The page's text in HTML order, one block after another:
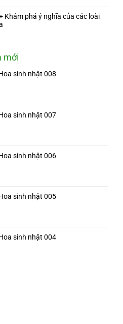
Khám phá ý nghĩa của các loài
mới
sinh nhật 008
sinh nhật 007
sinh nhật 006
sinh nhật 005
sinh nhật 004